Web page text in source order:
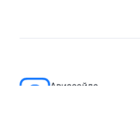
Авиасейлс